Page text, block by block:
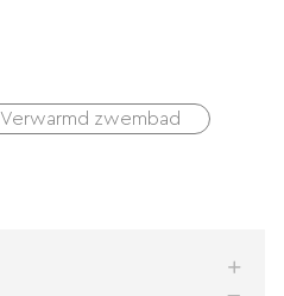
Verwarmd zwembad